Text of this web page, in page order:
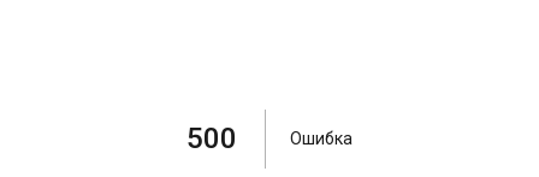
500 Ошибка